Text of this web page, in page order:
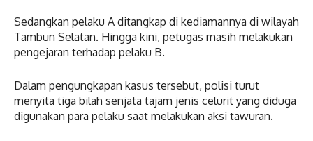
Sedangkan pelaku A ditangkap di kediamannya di wilayah
Tambun Selatan. Hingga kini, petugas masih melakukan
pengejaran terhadap pelaku B.
Dalam pengungkapan kasus tersebut, polisi turut
menyita tiga bilah senjata tajam jenis celurit yang diduga
digunakan para pelaku saat melakukan aksi tawuran.